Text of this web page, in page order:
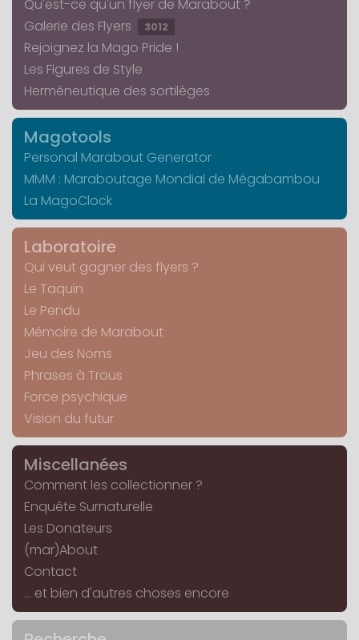
Qu'est-ce qu'un flyer de Marabout ?
Galerie des Flyers
3012
Rejoignez la Mago Pride !
Les Figures de Style
Herméneutique des sortilèges
Magotools
Personal Marabout Generator
MMM : Maraboutage Mondial de Mégabambou
La MagoClock
Laboratoire
Qui veut gagner des flyers ?
Le Taquin
Le Pendu
Mémoire de Marabout
Jeu des Noms
Phrases à Trous
Force psychique
Vision du futur
Miscellanées
Comment les collectionner ?
Enquête Surnaturelle
Les Donateurs
(mar)About
Contact
... et bien d'autres choses encore